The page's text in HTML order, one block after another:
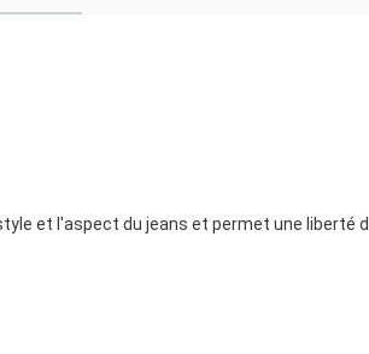
et l'aspect du jeans et permet une liberté